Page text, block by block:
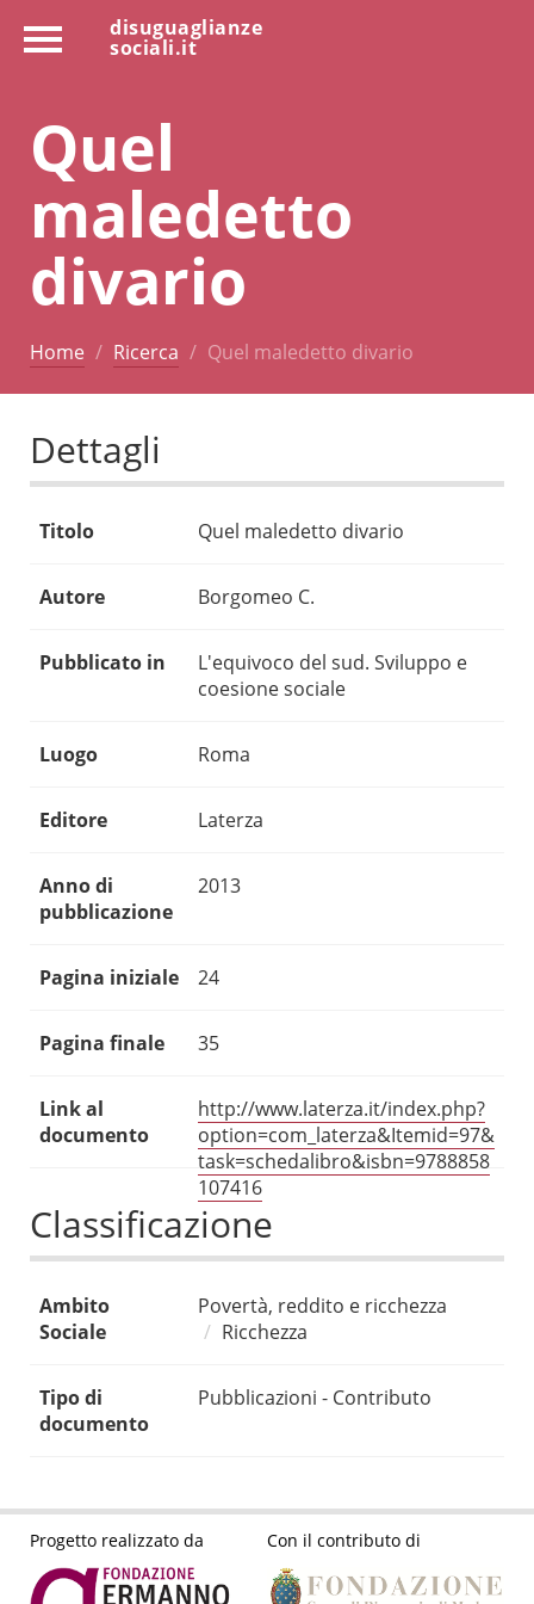
disuguaglianze
sociali.it
Quel
maledetto
divario
Home Ricerca Quel maledetto divario
Dettagli
Titolo Quel maledetto divario
Autore Borgomeo C.
Pubblicato in
L'equivoco del sud. Sviluppo e
coesione sociale
Luogo Roma
Editore Laterza
Anno di
pubblicazione
2013
Pagina iniziale 24
Pagina finale 35
Link al
documento
http://www.laterza.it/index.php?
option=com_laterza&Itemid=97&
task=schedalibro&isbn=9788858
107416
Classificazione
Ambito
Sociale
Povertà, reddito e ricchezza
Ricchezza
Tipo di
documento
Pubblicazioni - Contributo
Progetto realizzato da Con il contributo di